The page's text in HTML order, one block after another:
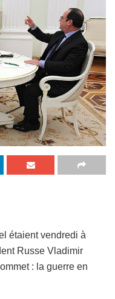
étaient vendredi à
Russe Vladimir
: la guerre en